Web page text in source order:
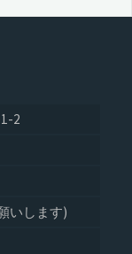
2
いします)